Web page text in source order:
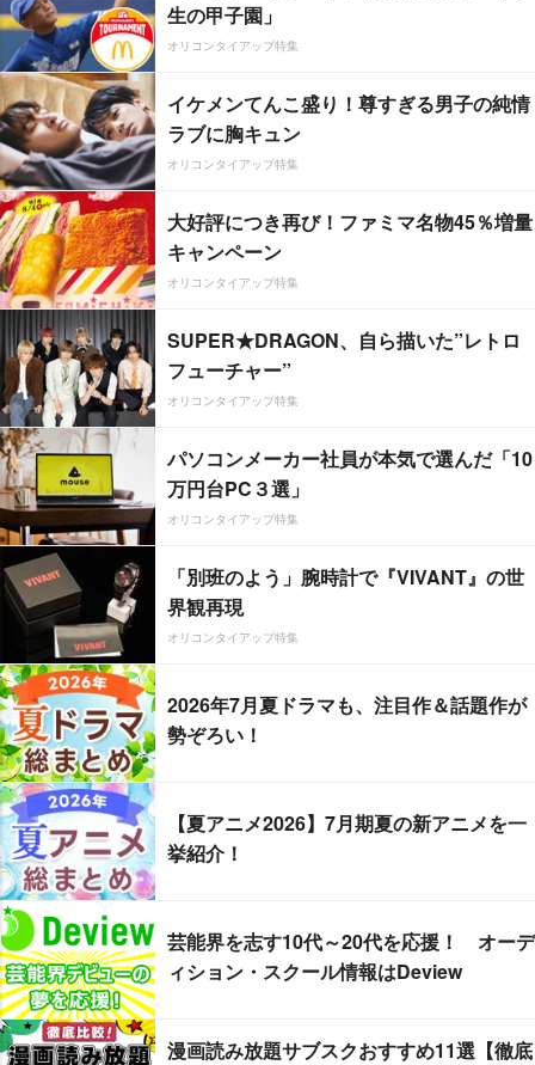
生の甲子園」
オリコンタイアップ特集
イケメンてんこ盛り！尊すぎる男子の純情
ラブに胸キュン
オリコンタイアップ特集
大好評につき再び！ファミマ名物45％増量
キャンペーン
オリコンタイアップ特集
SUPER★DRAGON、自ら描いた”レトロ
フューチャー”
オリコンタイアップ特集
パソコンメーカー社員が本気で選んだ「10
万円台PC３選」
オリコンタイアップ特集
「別班のよう」腕時計で『VIVANT』の世
界観再現
オリコンタイアップ特集
2026年7月夏ドラマも、注目作＆話題作が
勢ぞろい！
【夏アニメ2026】7月期夏の新アニメを一
挙紹介！
芸能界を志す10代～20代を応援！ オーデ
ィション・スクール情報はDeview
漫画読み放題サブスクおすすめ11選【徹底